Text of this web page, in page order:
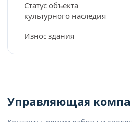
Статус объекта
культурного наследия
Износ здания
Управляющая